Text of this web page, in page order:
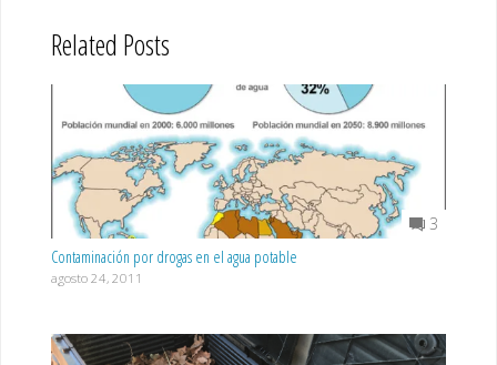
Related Posts
3
Contaminación por drogas en el agua potable
agosto 24, 2011